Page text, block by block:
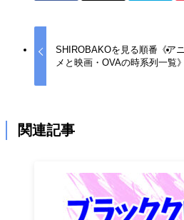
SHIROBAKOを見る順番《アニ
メと映画・OVAの時系列一覧》
関連記事